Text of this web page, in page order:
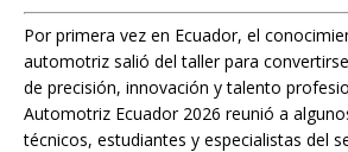
Por primera vez en Ecuador, el
automotriz salió del taller para
de precisión, innovación y talento
Automotriz Ecuador 2026 reunió a
técnicos, estudiantes y especialistas del